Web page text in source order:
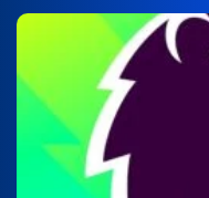
เวลานี้ การพบกันในอดีต
สองทีม แมนเชสเตอร์ ซิตี้
ก่อนหน้านี้ เมื่อปี 2024 แ
แฮม ฟอเรสต์อย่างง่ายด
แฮม ฟอเรสต์ มีฟอร์มล่าสุ
5 นัดที่ผ่านมา ในขณะที่
ชนะได้ทั้งหมด 3 นัด สภา
หลักที่พร้อมเข้าสู่สนามใ
เซลส์ ยืนเซ็นเตอร์มาคู่ มู